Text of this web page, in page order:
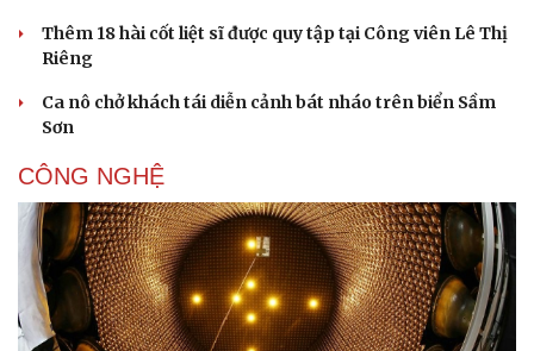
Thêm 18 hài cốt liệt sĩ được quy tập tại Công viên Lê Thị
Riêng
Ca nô chở khách tái diễn cảnh bát nháo trên biển Sầm
Sơn
CÔNG NGHỆ